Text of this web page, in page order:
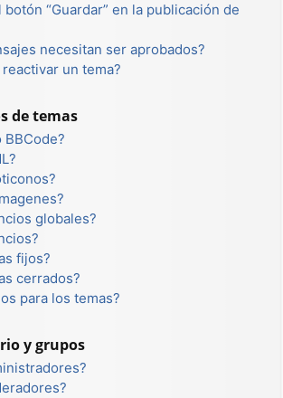
“Guardar” en la publicación de
necesitan ser aprobados?
un tema?
de temas
BBCode?
globales?
fijos?
cerrados?
para los temas?
y grupos